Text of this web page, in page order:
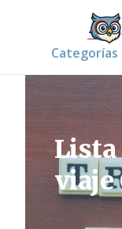
Categorías
Lista
viaje